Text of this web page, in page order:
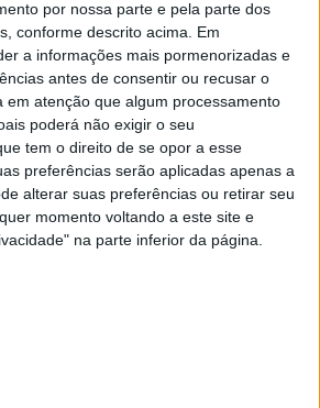
por nossa parte e pela parte dos
conforme descrito acima. Em
a informações mais pormenorizadas e
antes de consentir ou recusar o
em atenção que algum processamento
poderá não exigir o seu
tem o direito de se opor a esse
preferências serão aplicadas apenas a
alterar suas preferências ou retirar seu
momento voltando a este site e
na parte inferior da página.
Paolo Campinoti (Pramac) faz
‘desconfortáveis’ sobre Marc
2025
Toprak Razgatlioglu ‘muito
a Miguel Oliveira
2025